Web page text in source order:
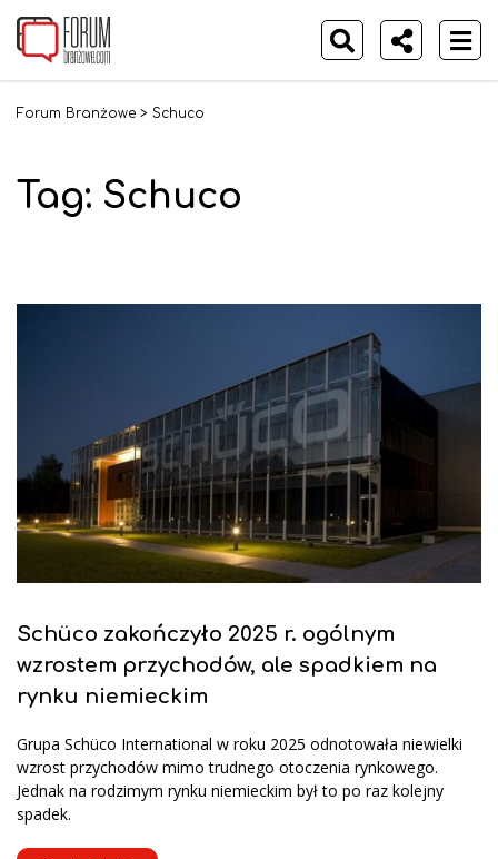
Forum Branżowe > Schuco
Tag: Schuco
Schüco zakończyło 2025 r. ogólnym
wzrostem przychodów, ale spadkiem na
rynku niemieckim
Grupa Schüco International w roku 2025 odnotowała niewielki
wzrost przychodów mimo trudnego otoczenia rynkowego.
Jednak na rodzimym rynku niemieckim był to po raz kolejny
spadek.